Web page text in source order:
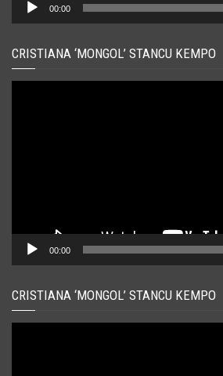
00:00
CRISTIANA ‘MONGOL’ STANCU KEMPO
00:00
CRISTIANA ‘MONGOL’ STANCU KEMPO